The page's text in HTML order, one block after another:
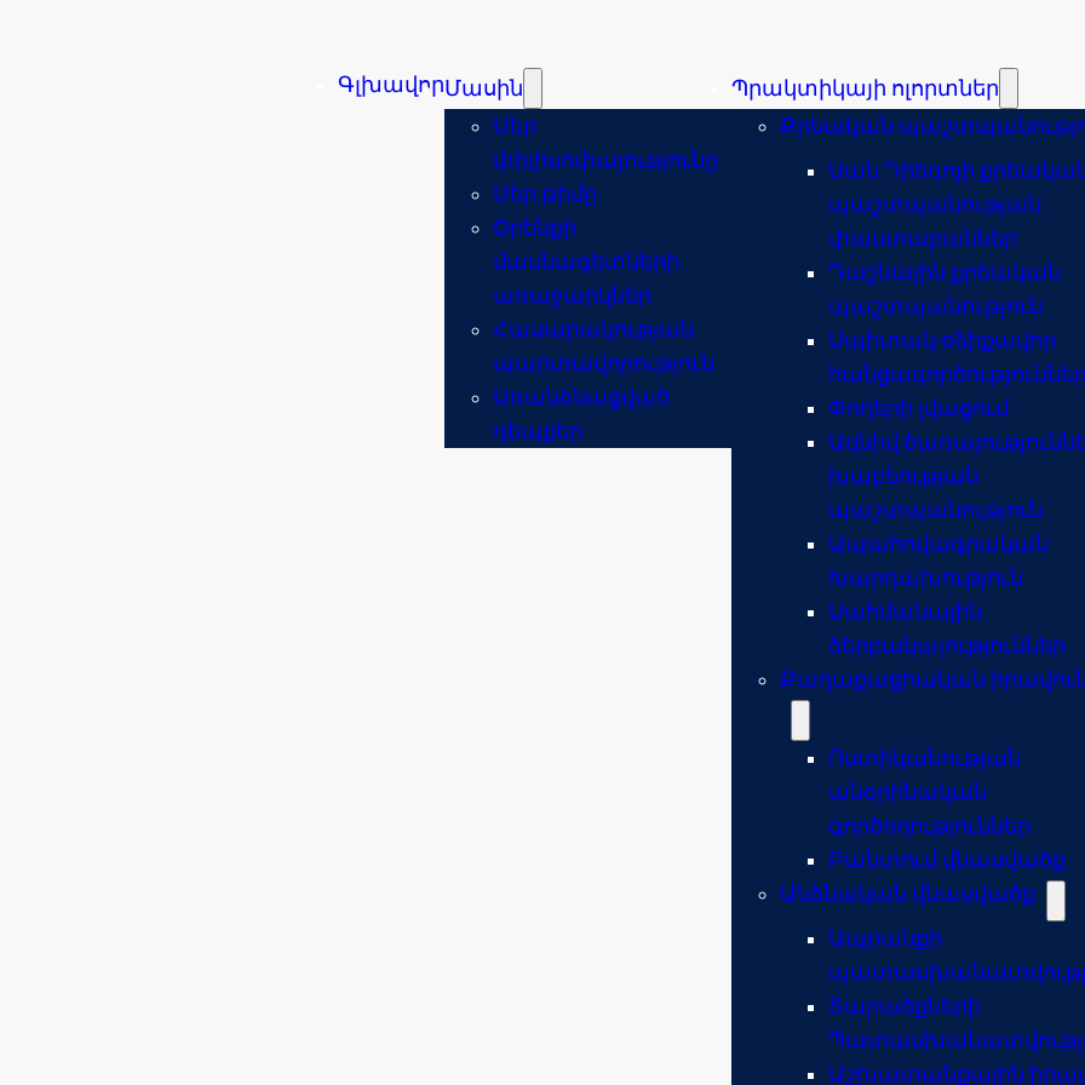
ԳլխավորՄասին
Մեր
փիլիսոփայությունը
Մեր թիմը
Օրենքի
մասնագետների
առաջարկներ
Հասարակության
պարտավորություն
Առանձնացված
դեպքեր
Պրակտիկայի ոլորտներ
Քրեական
Սան Դիեգոյի
պաշտպանության
փաստաբաններ
Դաշնային քրեական
պաշտպանություն
Սպիտակ օձիքավոր
հանցագործություններ
Փողերի լվացում
Ազնիվ
խաբեության
պաշտպանություն
Ապահովագրական
Խարդախություն
Սահմանային
ձերբակալություններ
Քաղաքացիական
Ոստիկանության
անօրինական
գործողություններ
Բանտում վնասվածք
Անձնական վնասվածք
Ապրանքի
Տարածքների
Աշխատանքային